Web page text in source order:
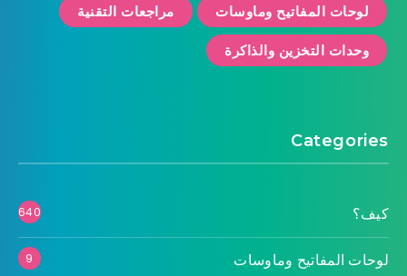
لوحات المفاتيح وماوسات مراجعات التقنية
وحدات التخزين والذاكرة
Categories
كيف؟ 640
لوحات المفاتيح وماوسات 9